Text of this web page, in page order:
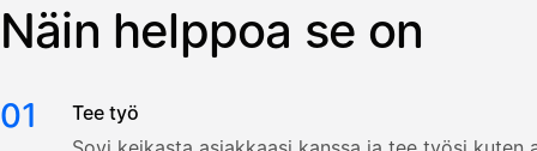
Näin helppoa se on
01
Tee työ